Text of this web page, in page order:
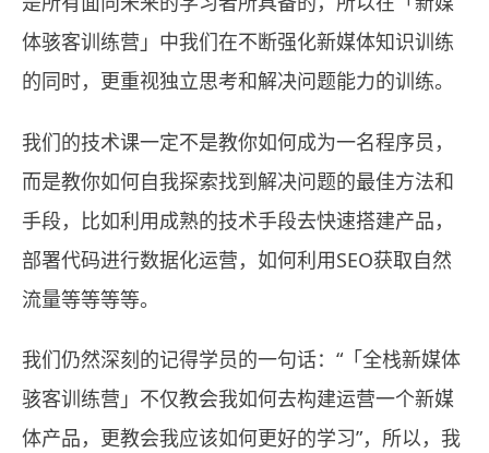
体骇客训练营」中我们在不断强化新媒体知识训练
的同时，更重视独立思考和解决问题能力的训练。
我们的技术课一定不是教你如何成为一名程序员，
而是教你如何自我探索找到解决问题的最佳方法和
手段，比如利用成熟的技术手段去快速搭建产品，
部署代码进行数据化运营，如何利用SEO获取自然
流量等等等等。
我们仍然深刻的记得学员的一句话：“「全栈新媒体
骇客训练营」不仅教会我如何去构建运营一个新媒
体产品，更教会我应该如何更好的学习”，所以，我